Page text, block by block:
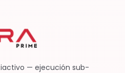
— ejecución sub-